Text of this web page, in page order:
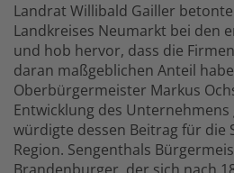
Landrat Willibald Gailler
Landkreises Neumarkt bei den
und hob hervor, dass die
daran maßgeblichen Anteil
Oberbürgermeister Markus
Entwicklung des
würdigte dessen Beitrag für die
Region. Sengenthals